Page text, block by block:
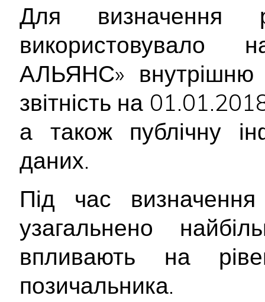
Для визначення
використовувало
АЛЬЯНС» внутрішню
звітність на
а також публічну
даних.
Під час визначення
узагальнено
впливають на
позичальника.